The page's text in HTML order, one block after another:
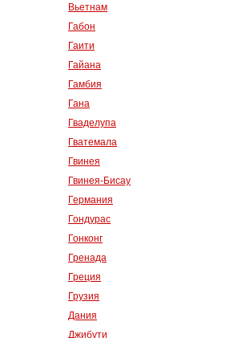
Вьетнам
Габон
Гаити
Гайана
Гамбия
Гана
Гваделупа
Гватемала
Гвинея
Гвинея-Бисау
Германия
Гондурас
Гонконг
Гренада
Греция
Грузия
Дания
Джибути